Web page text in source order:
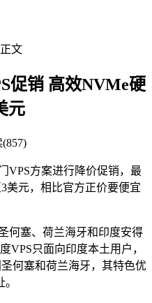
正文
促销 高效NVMe硬
元
VPS方案进行降价促销，最
美元，相比官方正价要便宜
何塞、荷兰海牙和印度安得
VPS只面向印度本土用户，
何塞和荷兰海牙，其特色优